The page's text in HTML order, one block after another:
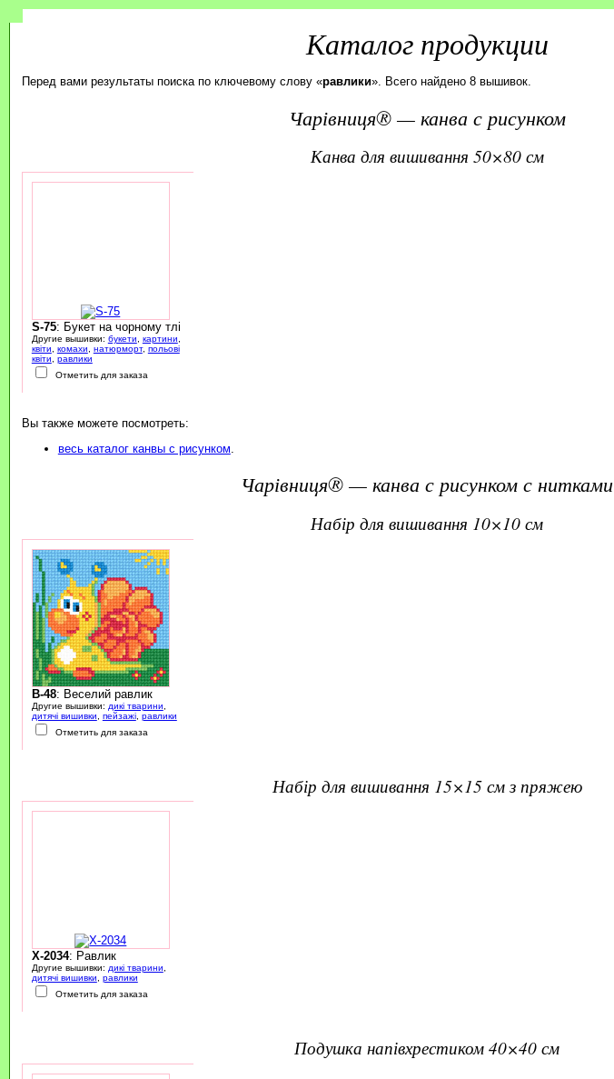
Каталог продукции
Перед вами результаты поиска по ключевому слову «равлики». Всего найдено 8 вышивок.
Чарівниця® — канва с рисунком
канва для вишивання 50×80 см
S-75: Букет на чорному тлі
Другие вышивки: букети картини
квіти
комахи натюрморт, польові
квіти
равлики
Отметить для заказа
Вы также можете посмотреть:
весь каталог канвы с рисунком
Чарівниця® — канва с рисунком с нитками
набір для вишивання 10×10 см
B-48: Веселий равлик
Другие вышивки: дикі тварини
дитячі вишивки
пейзажі, равлики
Отметить для заказа
набір для вишивання 15×15 см з пряжею
X-2034: Равлик
Другие вышивки: дикі тварини,
дитячі вишивки, равлики
Отметить для заказа
подушка напівхрестиком 40×40 см